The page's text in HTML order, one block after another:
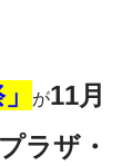
が11月
ラザ・